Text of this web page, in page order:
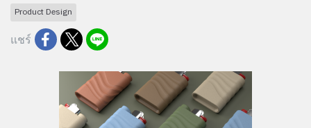
Product Design
แชร์